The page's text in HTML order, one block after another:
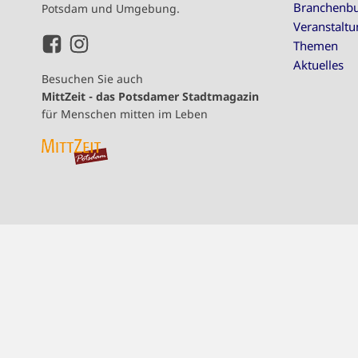
Potsdam und Umgebung.
Besuchen Sie auch
MittZeit - das Potsdamer Stadtmagazin
für Menschen mitten im Leben
Themen
Aktuelles